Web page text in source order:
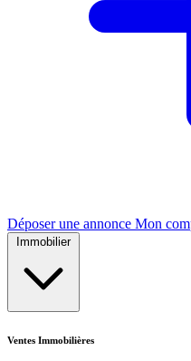
Déposer une annonce Mon
Immobilier
Ventes Immobilières